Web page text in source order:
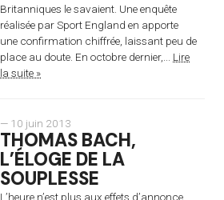
Britanniques le savaient. Une enquête
réalisée par Sport England en apporte
une confirmation chiffrée, laissant peu de
place au doute. En octobre dernier,... Lire
la suite »
— 10 juin 2013
THOMAS BACH,
L’ÉLOGE DE LA
SOUPLESSE
L’heure n’est plus aux effets d’annonce